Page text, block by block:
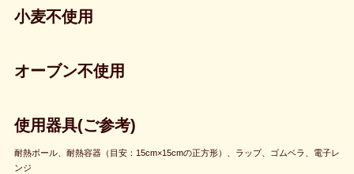
小麦不使用
オーブン不使用
使用器具(ご参考)
耐熱ボール、耐熱容器（目安：15cm×15cmの正方形）、ラップ、ゴムベラ、電子レ
ンジ